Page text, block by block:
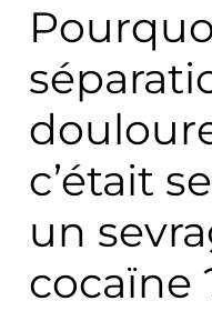
c’était
un
cocaïne
si
c’était
semblable
un
sevrage
de
cocaïne